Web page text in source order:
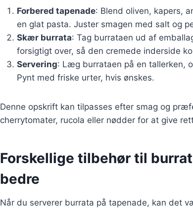
Forbered tapenade: Blend oliven, kapers,
en glat pasta. Juster smagen med salt og
Skær burrata: Tag burrataen ud af
forsigtigt over, så den cremede inderside
Servering: Læg burrataen på en tallerken,
Pynt med friske urter, hvis ønskes.
Denne opskrift kan tilpasses efter smag og
cherrytomater, rucola eller nødder for at give
Forskellige tilbehør til
bedre
Når du serverer burrata på tapenade, kan det